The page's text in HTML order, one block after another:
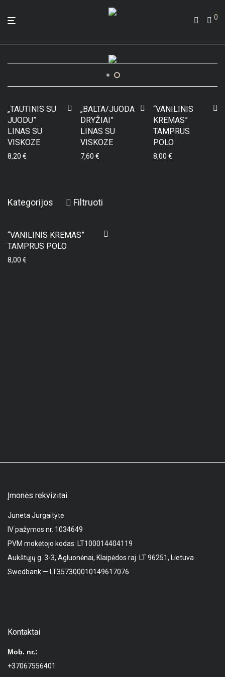
0
„TAUTINIS SU
JUODU”
LINAS SU
VISKOZE
8,20 €
„BALTA/JUODA
DRYŽIAI”
LINAS SU
VISKOZE
7,60 €
“VANILINIS
KREMAS”
TAMPRUS
POLO
8,00 €
Kategorijos Filtruoti
“VANILINIS KREMAS”
TAMPRUS POLO
8,00 €
Įmonės rekvizitai:
Juneta Jurgaitytė
IV pažymos nr. 1034649
PVM mokėtojo kodas: LT100014404119
Aukštųjų g. 3-3, Agluonėnai, Klaipėdos raj. LT 96251, Lietuva
Swedbank — LT357300010149617076
Kontaktai
Mob. nr.:
+37067556401